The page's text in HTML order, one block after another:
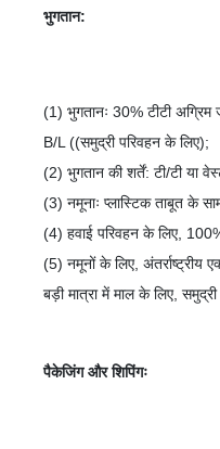
भुगतान:
(1) भुगतानः 30% टीटी
B/L ((समुद्री परिवहन के लिए);
(2) भुगतान की शर्तें: टी/टी या
(3) नमूनाः प्लास्टिक ताबूत के
(4) हवाई परिवहन के लिए,
(5) नमूनों के लिए,
बड़ी मात्रा में माल के लिए,
पैकेजिंग और शिपिंगः